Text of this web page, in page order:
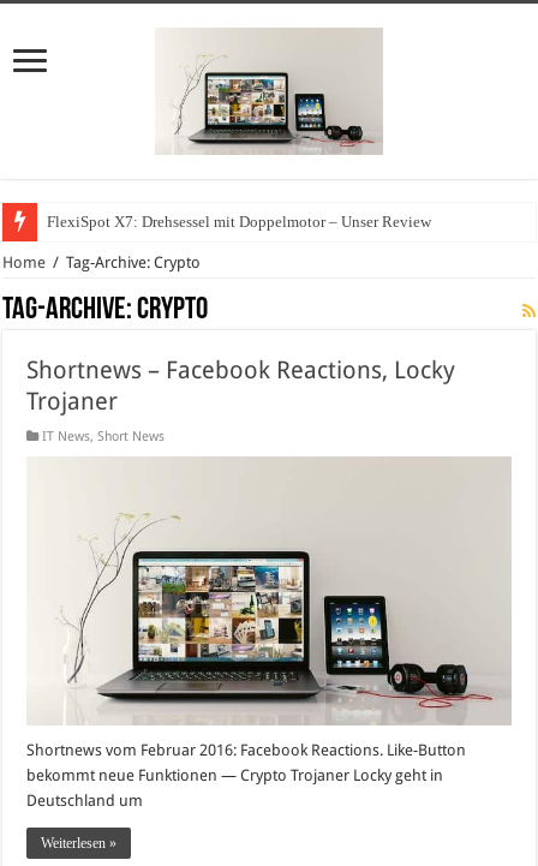
FlexiSpot X7: Drehsessel mit Doppelmotor – Unser Review
Home / Tag-Archive: Crypto
Tag-Archive:Crypto
Shortnews – Facebook Reactions, Locky
Trojaner
IT News,Short News
Shortnews vom Februar 2016: Facebook Reactions. Like-Button
bekommt neue Funktionen — Crypto Trojaner Locky geht in
Deutschland um
Weiterlesen »